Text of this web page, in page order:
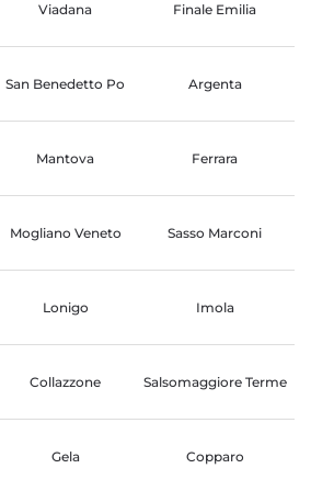
Viadana Finale Emilia
San Benedetto Po Argenta
Mantova Ferrara
Mogliano Veneto Sasso Marconi
Lonigo Imola
Collazzone Salsomaggiore Terme
Gela Copparo